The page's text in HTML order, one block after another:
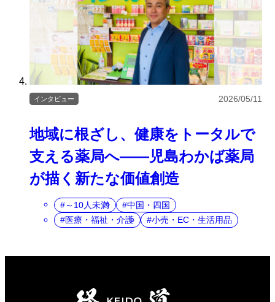
地域に根ざし、健康をトータルで
支える薬局へ――児島わかば薬局
が描く新たな価値創造
インタビュー 2026/05/11
～10人未満
中国・四国
医療・福祉・介護
小売・EC・生活用品